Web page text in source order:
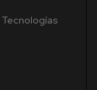
Tecnologías